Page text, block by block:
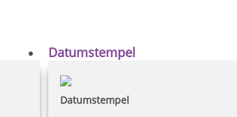
Datumstempel
Datumstempel